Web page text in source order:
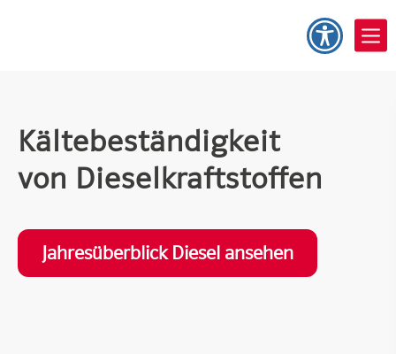
Kältebeständigkeit
von Dieselkraftstoffen
Jahresüberblick Diesel ansehen